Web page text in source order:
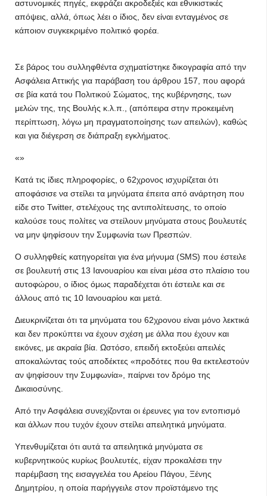
αστυνομικές πηγές, εκφράζει ακροδεξιές και εθνικιστικές
απόψεις, αλλά, όπως λέει ο ίδιος, δεν είναι ενταγμένος σε
κάποιον συγκεκριμένο πολιτικό φορέα.
Σε βάρος του συλληφθέντα σχηματίστηκε δικογραφία από την
Ασφάλεια Αττικής για παράβαση του άρθρου 157, που αφορά
σε βία κατά του Πολιτικού Σώματος, της κυβέρνησης, των
μελών της, της Βουλής κ.λ.π., (απόπειρα στην προκειμένη
περίπτωση, λόγω μη πραγματοποίησης των απειλών), καθώς
και για διέγερση σε διάπραξη εγκλήματος.
«»
Κατά τις ίδιες πληροφορίες, ο 62χρονος ισχυρίζεται ότι
αποφάσισε να στείλει τα μηνύματα έπειτα από ανάρτηση που
είδε στο Twitter, στελέχους της αντιπολίτευσης, το οποίο
καλούσε τους πολίτες να στείλουν μηνύματα στους βουλευτές
να μην ψηφίσουν την Συμφωνία των Πρεσπών.
Ο συλληφθείς κατηγορείται για ένα μήνυμα (SMS) που έστειλε
σε βουλευτή στις 13 Ιανουαρίου και είναι μέσα στο πλαίσιο του
αυτοφώρου, ο ίδιος όμως παραδέχεται ότι έστειλε και σε
άλλους από τις 10 Ιανουαρίου και μετά.
Διευκρινίζεται ότι τα μηνύματα του 62χρονου είναι μόνο λεκτικά
και δεν προκύπτει να έχουν σχέση με άλλα που έχουν και
εικόνες, με ακραία βία. Ωστόσο, επειδή εκτοξεύει απειλές
αποκαλώντας τούς αποδέκτες «προδότες που θα εκτελεστούν
αν ψηφίσουν την Συμφωνία», παίρνει τον δρόμο της
Δικαιοσύνης.
Από την Ασφάλεια συνεχίζονται οι έρευνες για τον εντοπισμό
και άλλων που τυχόν έχουν στείλει απειλητικά μηνύματα.
Υπενθυμίζεται ότι αυτά τα απειλητικά μηνύματα σε
κυβερνητικούς κυρίως βουλευτές, είχαν προκαλέσει την
παρέμβαση της εισαγγελέα του Αρείου Πάγου, Ξένης
Δημητρίου, η οποία παρήγγειλε στον προϊστάμενο της